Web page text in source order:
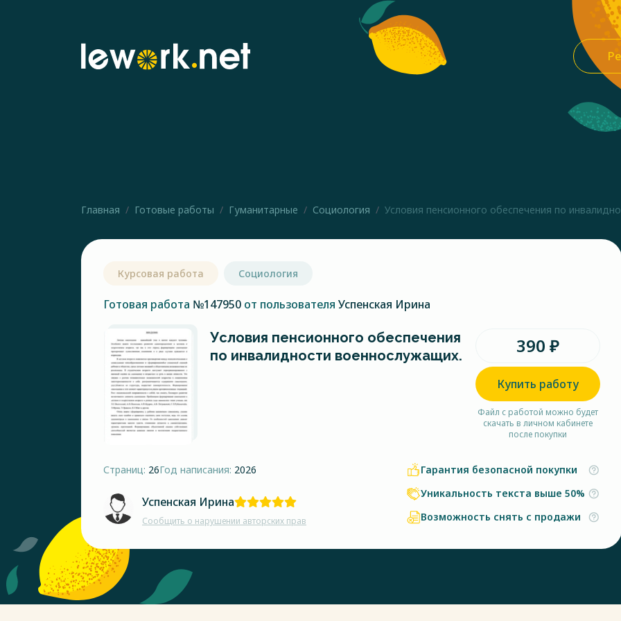
Главная Готовые работы Гуманитарные Социология Условия пенсионного обеспечения по
Курсовая работа Социология
Готовая работа №147950 от пользователя Успенская Ирина
Условия пенсионного обеспечения
по инвалидности военнослужащих.
390 ₽
Купить работу
Файл с работой можно будет
скачать в личном кабинете
после покупки
Страниц: 26Год написания: 2026
Успенская Ирина
Сообщить о нарушении авторских прав
Гарантия безопасной покупки
Уникальность текста выше 50%
Возможность снять с продажи